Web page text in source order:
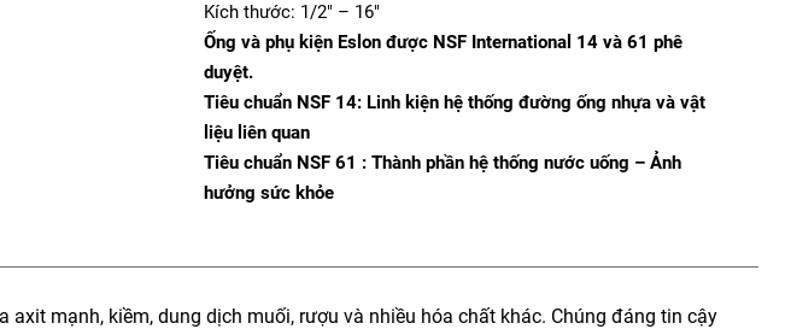
Kích thước: 1/2″ – 16″
Ống và phụ kiện Eslon được NSF International 14 và 61 phê
duyệt.
Tiêu chuẩn NSF 14: Linh kiện hệ thống đường ống nhựa và vật
liệu liên quan
Tiêu chuẩn NSF 61 : Thành phần hệ thống nước uống – Ảnh
hưởng sức khỏe
axit mạnh, kiềm, dung dịch muối, rượu và nhiều hóa chất khác. Chúng đáng tin cậy